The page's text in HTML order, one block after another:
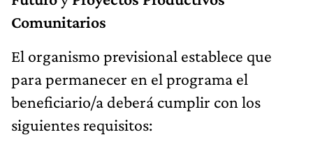
Comunitarios
El organismo previsional establece que
para permanecer en el programa el
beneficiario/a deberá cumplir con los
siguientes requisitos: